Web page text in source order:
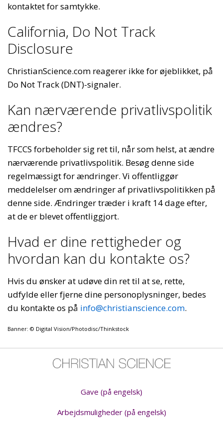
kontaktet for samtykke.
California, Do Not Track
Disclosure
ChristianScience.com reagerer ikke for øjeblikket, på
Do Not Track (DNT)-signaler.
Kan nærværende privatlivspolitik
ændres?
TFCCS forbeholder sig ret til, når som helst, at ændre
nærværende privatlivspolitik. Besøg denne side
regelmæssigt for ændringer. Vi offentliggør
meddelelser om ændringer af privatlivspolitikken på
denne side. Ændringer træder i kraft 14 dage efter,
at de er blevet offentliggjort.
Hvad er dine rettigheder og
hvordan kan du kontakte os?
Hvis du ønsker at udøve din ret til at se, rette,
udfylde eller fjerne dine personoplysninger, bedes
du kontakte os på info@christianscience.com.
Banner: © Digital Vision/Photodisc/Thinkstock
Gave (på engelsk)
Arbejdsmuligheder (på engelsk)